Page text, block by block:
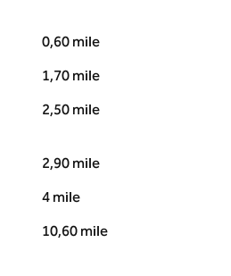
0,60 mile
1,70 mile
2,50 mile
2,90 mile
4 mile
10,60 mile